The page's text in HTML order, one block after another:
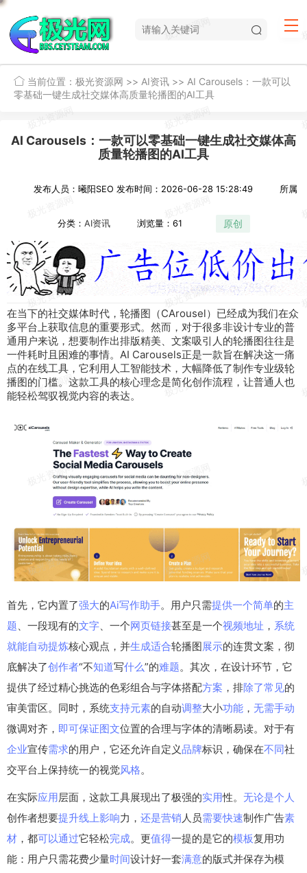
当前位置： 极光资源网 >> AI资讯 >> AI Carousels：一款可以
零基础一键生成社交媒体高质量轮播图的AI工具
AI Carousels：一款可以零基础一键生成社交媒体高
质量轮播图的AI工具
发布人员：曦阳SEO 发布时间：2026-06-28 15:28:49 所属
分类： AI资讯 浏览量：61 原创
在当下的社交媒体时代 ，轮播图（CArousel） 已经成为我们在众
多平台 上获取信息的重要形式。然而， 对于很多非设计专业的普
通 用户来说 ， 想要制作出排版精美、 文案吸引 人的轮播图往往是
一件耗时且困难的事情。 AI Carousels正是一款旨在解决这一痛
点的在线工具 ，它利用 人工智能技术 ， 大幅降低了制作专业级轮
播图的门槛。这款工具的核心理念是简化创作流程 ，让普通人也
能轻松驾驭视觉内容的表达。
首先，它内置了强大的Ai写作助手。用户只需提供一个简单的主
题、一段现有的文字、一个网页链接甚至是一个视频地址 ， 系统
就能自动提炼核心观点，并生成适合轮播图展示的连贯文案，彻
底解决了创作者“不知道写什么”的难题。其次，在设计环节，它
提供了经过精心挑选的色彩组合与字体搭配方案 ，排除了常见的
审美雷区。同时，系统支持元素的自动调整大小功能 ， 无需手动
微调对齐， 即可保证图文位置的合理与字体的清晰易读。对于有
企业宣传需求的用户，它还允许自定义品牌标识，确保在不同社
交平台上保持统一的视觉风格。
在实际应用层面，这款工具展现出了极强的实用性。 无论是个人
创作者想要提升线上影响力， 还是营销人员需要快速制作广告素
材 ，都可以通过它轻松完成。更值得一提的是它的模板复用功
能：用户只需花费少量时间设计好一套满意的版式并保存为模